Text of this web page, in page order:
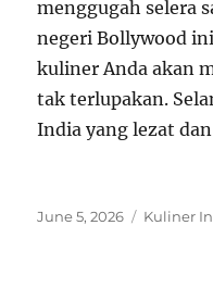
menggugah selera
negeri Bollywood
kuliner Anda akan
tak terlupakan.
India yang lezat
Posted
June 5, 2026 Kuliner